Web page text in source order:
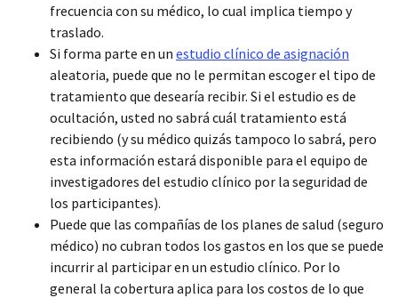
frecuencia con su médico, lo cual implica tiempo y
traslado.
Si forma parte en un estudio clínico de asignación
aleatoria, puede que no le permitan escoger el tipo de
tratamiento que desearía recibir. Si el estudio es de
ocultación, usted no sabrá cuál tratamiento está
recibiendo (y su médico quizás tampoco lo sabrá, pero
esta información estará disponible para el equipo de
investigadores del estudio clínico por la seguridad de
los participantes).
Puede que las compañías de los planes de salud (seguro
médico) no cubran todos los gastos en los que se puede
incurrir al participar en un estudio clínico. Por lo
general la cobertura aplica para los costos de lo que